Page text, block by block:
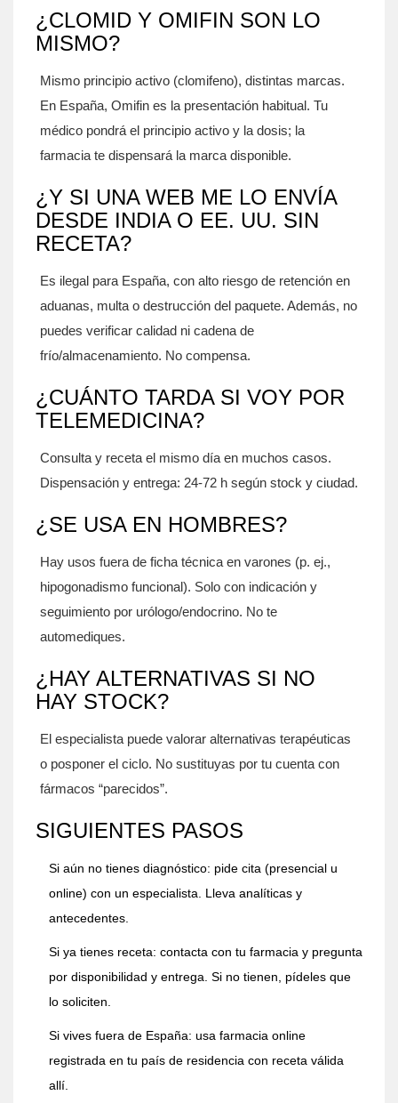
¿CLOMID Y OMIFIN SON LO
MISMO?
Mismo principio activo (clomifeno), distintas marcas.
En España, Omifin es la presentación habitual. Tu
médico pondrá el principio activo y la dosis; la
farmacia te dispensará la marca disponible.
¿Y SI UNA WEB ME LO ENVÍA
DESDE INDIA O EE. UU. SIN
RECETA?
Es ilegal para España, con alto riesgo de retención en
aduanas, multa o destrucción del paquete. Además, no
puedes verificar calidad ni cadena de
frío/almacenamiento. No compensa.
¿CUÁNTO TARDA SI VOY POR
TELEMEDICINA?
Consulta y receta el mismo día en muchos casos.
Dispensación y entrega: 24-72 h según stock y ciudad.
¿SE USA EN HOMBRES?
Hay usos fuera de ficha técnica en varones (p. ej.,
hipogonadismo funcional). Solo con indicación y
seguimiento por urólogo/endocrino. No te
automediques.
¿HAY ALTERNATIVAS SI NO
HAY STOCK?
El especialista puede valorar alternativas terapéuticas
o posponer el ciclo. No sustituyas por tu cuenta con
fármacos “parecidos”.
SIGUIENTES PASOS
Si aún no tienes diagnóstico: pide cita (presencial u
online) con un especialista. Lleva analíticas y
antecedentes.
Si ya tienes receta: contacta con tu farmacia y pregunta
por disponibilidad y entrega. Si no tienen, pídeles que
lo soliciten.
Si vives fuera de España: usa farmacia online
registrada en tu país de residencia con receta válida
allí.